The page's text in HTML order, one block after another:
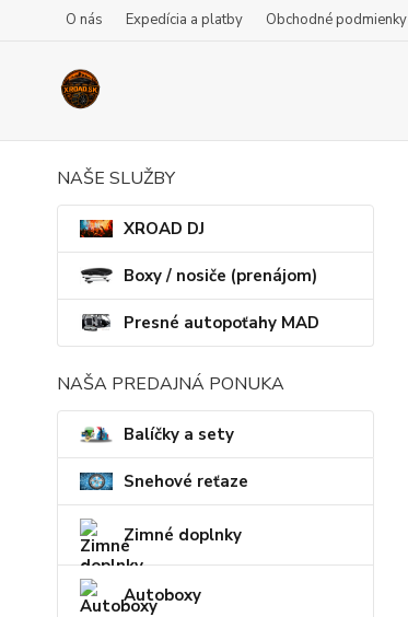
O nás Expedícia a platby Obchodné podmienky
NAŠE SLUŽBY
XROAD DJ
Boxy / nosiče (prenájom)
Presné autopoťahy MAD
NAŠA PREDAJNÁ PONUKA
Balíčky a sety
Snehové reťaze
Zimné doplnky
Autoboxy